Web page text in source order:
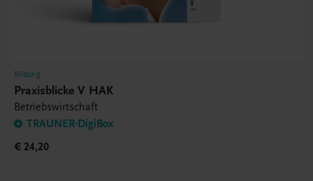
Bildung
Praxisblicke V HAK
Betriebswirtschaft
TRAUNER-DigiBox
€ 24,20